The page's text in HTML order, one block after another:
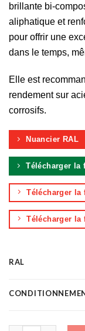
brillante bi-
aliphatique et
pour offrir une
dans le temps,
Elle est
rendement sur
corrosifs.
Nuancier RAL
Télécharger la
Télécharger la
Télécharger la
RAL